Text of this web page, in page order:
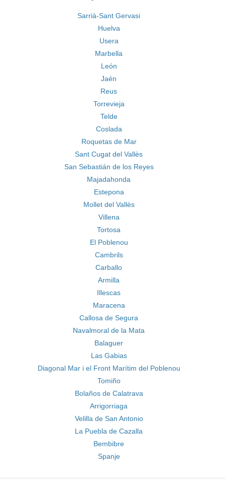
Sarrià-Sant Gervasi
Huelva
Usera
Marbella
León
Jaén
Reus
Torrevieja
Telde
Coslada
Roquetas de Mar
Sant Cugat del Vallès
San Sebastián de los Reyes
Majadahonda
Estepona
Mollet del Vallès
Villena
Tortosa
El Poblenou
Cambrils
Carballo
Armilla
Illescas
Maracena
Callosa de Segura
Navalmoral de la Mata
Balaguer
Las Gabias
Diagonal Mar i el Front Marítim del Poblenou
Tomiño
Bolaños de Calatrava
Arrigorriaga
Velilla de San Antonio
La Puebla de Cazalla
Bembibre
Spanje